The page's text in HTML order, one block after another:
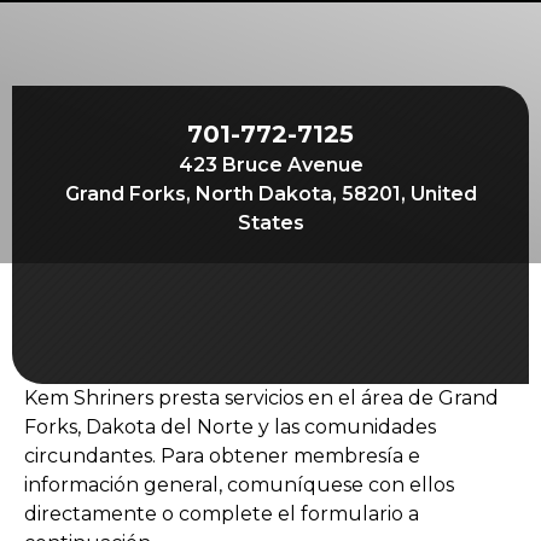
Experimenta la Hermandad
Tu impacto
Programas SIEF
Contáctenos
701-772-7125
423 Bruce Avenue
Grand Forks, North Dakota, 58201, United
States
Kem Shriners presta servicios en el área de Grand
Forks, Dakota del Norte y las comunidades
circundantes. Para obtener membresía e
información general, comuníquese con ellos
directamente o complete el formulario a